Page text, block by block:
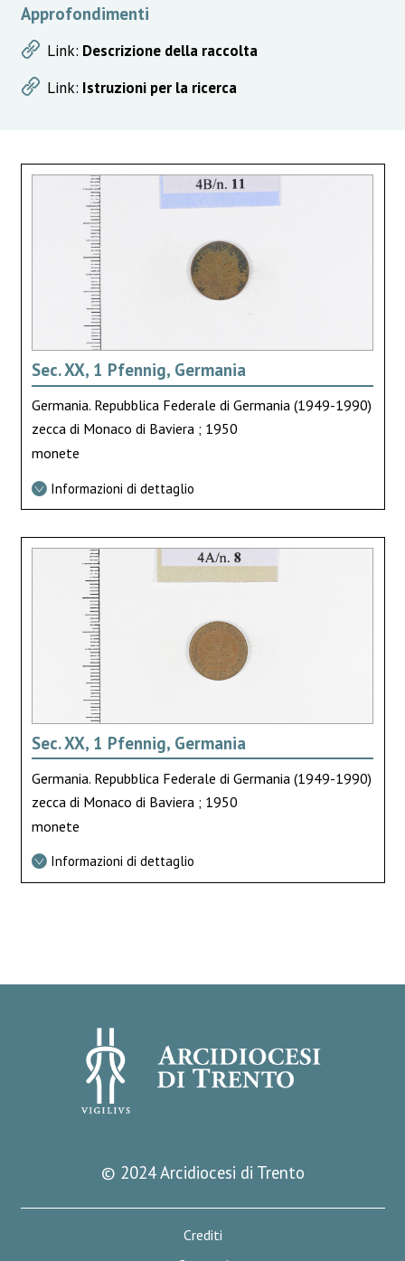
Approfondimenti
Link: Descrizione della raccolta
Link: Istruzioni per la ricerca
Sec. XX, 1 Pfennig, Germania
Germania. Repubblica Federale di Germania (1949-1990)
zecca di Monaco di Baviera ; 1950
monete
Informazioni di dettaglio
Sec. XX, 1 Pfennig, Germania
Germania. Repubblica Federale di Germania (1949-1990)
zecca di Monaco di Baviera ; 1950
monete
Informazioni di dettaglio
© 2024 Arcidiocesi di Trento
Crediti